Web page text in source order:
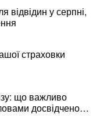
відвідин у серпні,
страховки
що важливо
досвідченої